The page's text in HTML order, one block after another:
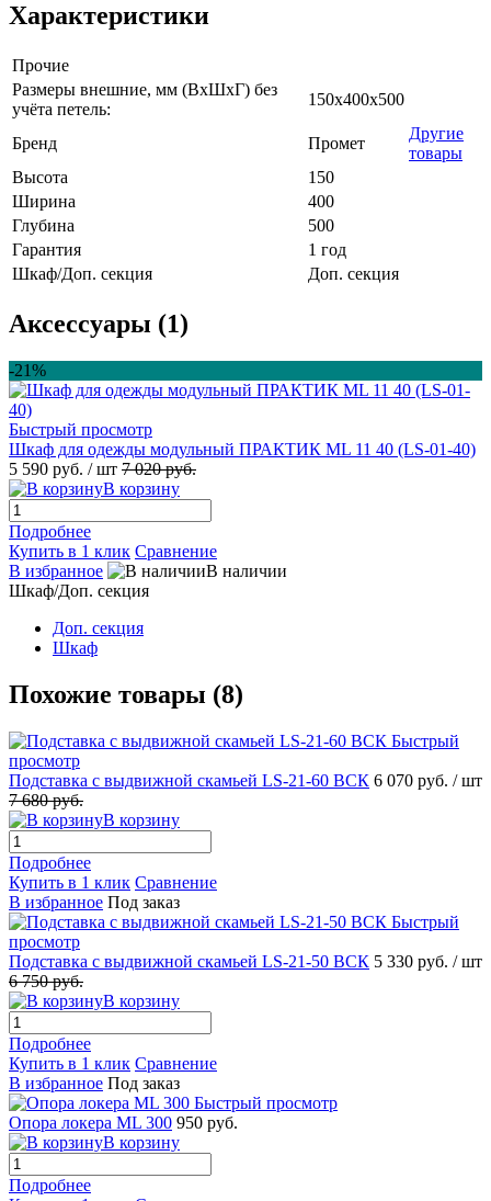
Характеристики
Прочие
Размеры внешние, мм (ВхШхГ) без
учёта петель:
150x400x500
Бренд Промет
Другие
товары
Высота
150
Ширина
400
Глубина
500
Гарантия
1 год
Шкаф/Доп. секция
Доп. секция
Аксессуары (1)
-21%
Быстрый просмотр
Шкаф для одежды модульный ПРАКТИК ML 11 40 (LS-01-40)
5 590 руб. / шт 7 020 руб.
В корзину
Подробнее
Купить в 1 клик Сравнение
В избранное
В наличии
Шкаф/Доп. секция
Доп. секция
Шкаф
Похожие товары (8)
Быстрый
просмотр
Подставка с выдвижной скамьей LS-21-60 ВСК 6 070 руб. / шт
7 680 руб.
В корзину
Подробнее
Купить в 1 клик Сравнение
В избранное Под заказ
Быстрый
просмотр
Подставка с выдвижной скамьей LS-21-50 ВСК 5 330 руб. / шт
6 750 руб.
В корзину
Подробнее
Купить в 1 клик Сравнение
В избранное Под заказ
Быстрый просмотр
Опора локера ML 300 950 руб.
В корзину
Подробнее